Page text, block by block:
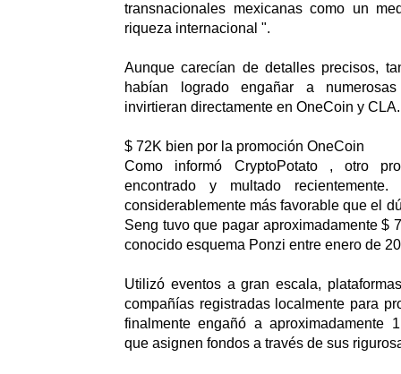
transnacionales mexicanas como un
riqueza internacional ".
Aunque carecían de detalles precisos,
habían logrado engañar a
invirtieran directamente en OneCoin y CLA.
$ 72K bien por la promoción OneCoin
Como informó CryptoPotato , otro
encontrado y multado
considerablemente más favorable que el
Seng tuvo que pagar aproximadamente $
conocido esquema Ponzi entre enero de
Utilizó eventos a gran escala,
compañías registradas localmente para
finalmente engañó a aproximadamente
que asignen fondos a través de sus